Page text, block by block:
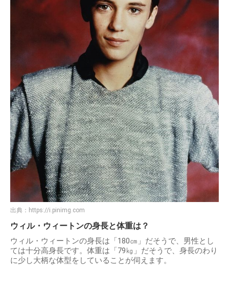
出典： https://i.pinimg.com
ウィル・ウィートンの身長と体重は？
ウィル・ウィートンの身長は「180㎝」だそうで、男性とし
ては十分高身長です。体重は「79㎏」だそうで、身長のわり
に少し大柄な体型をしていることが伺えます。